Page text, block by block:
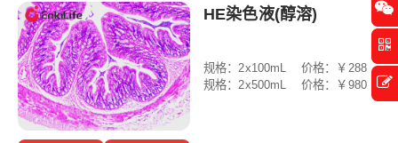
HE染色液(醇溶)
规格：2x100mL 价格：￥288
规格：2x500mL 价格：￥980